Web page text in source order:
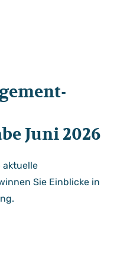
Juni 2026
aktuelle
Sie Einblicke in